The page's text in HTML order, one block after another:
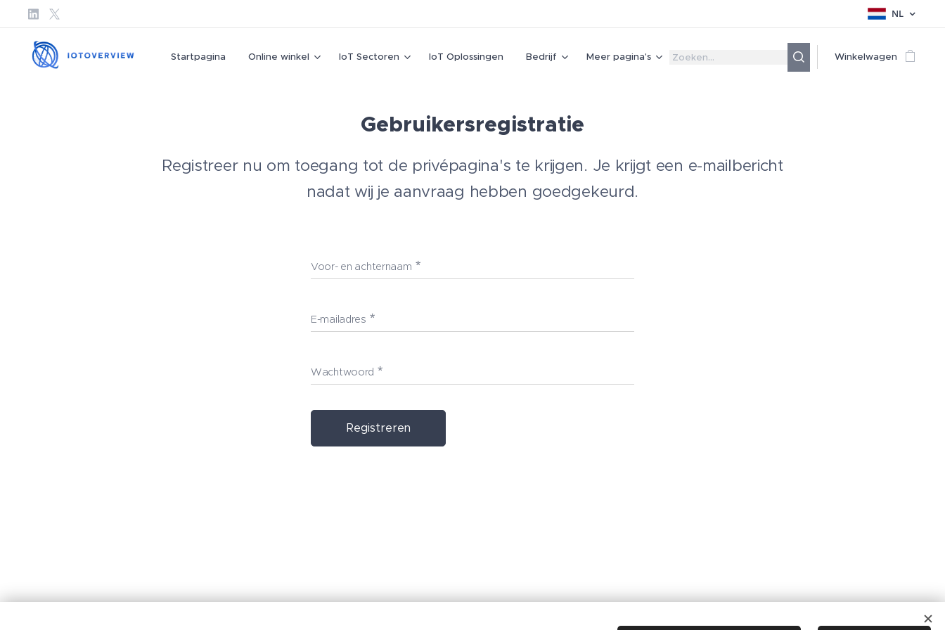
NL
Startpagina Online winkel IoT Sectoren IoT Oplossingen Bedrijf Meer pagina's Winkelwagen
Gebruikersregistratie
Registreer nu om toegang tot de privépagina's te krijgen. Je krijgt een e-mailbericht
nadat wij je aanvraag hebben goedgekeurd.
Voor- en achternaam
E-mailadres
Wachtwoord
Registreren